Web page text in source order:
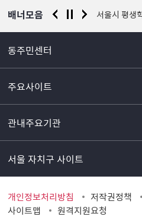
배너모음
경찰청 유실물 통합포털 서울시 평생
동주민센터
주요사이트
관내주요기관
서울 자치구 사이트
개인정보처리방침 저작권정책
사이트맵
원격지원요청